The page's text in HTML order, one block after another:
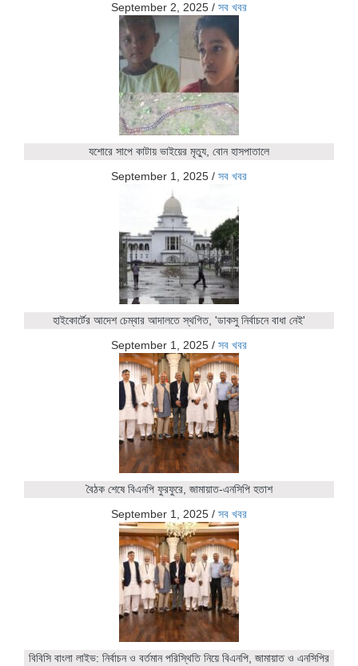
September 2, 2025 / সব খবর
যশোরে সাপে কাটায় ভাইয়ের মৃত্যু, বোন হাসপাতালে
September 1, 2025 / সব খবর
হাইকোর্টের আদেশ চেম্বার আদালতে স্থগিত, 'ডাকসু নির্বাচনে বাধা নেই'
September 1, 2025 / সব খবর
বৈঠক শেষে বিএনপি ফুরফুরে, জামায়াত-এনসিপি হতাশ
September 1, 2025 / সব খবর
বিবিসি বাংলা লাইভ: নির্বাচন ও বর্তমান পরিস্থিতি নিয়ে বিএনপি, জামায়াত ও এনসিপির